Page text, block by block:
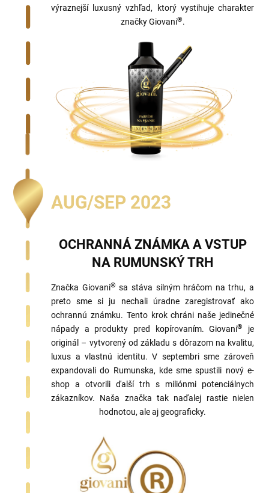
výraznejší luxusný vzhľad, ktorý vystihuje charakter
značky Giovani®.
AUG/SEP 2023
OCHRANNÁ ZNÁMKA A VSTUP
NA RUMUNSKÝ TRH
Značka Giovani® sa stáva silným hráčom na trhu, a
preto sme si ju nechali úradne zaregistrovať ako
ochrannú známku. Tento krok chráni naše jedinečné
nápady a produkty pred kopírovaním. Giovani®
je
originál – vytvorený od základu s dôrazom na kvalitu,
luxus a vlastnú identitu. V septembri sme zároveň
expandovali do Rumunska, kde sme spustili nový e-
shop a otvorili ďalší trh s miliónmi potenciálnych
zákazníkov. Naša značka tak naďalej rastie nielen
hodnotou, ale aj geograficky.